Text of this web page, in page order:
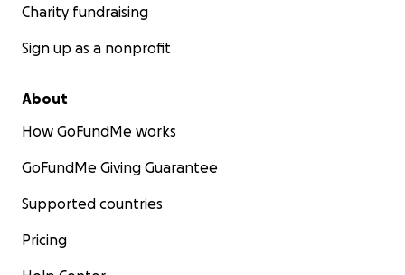
Charity fundraising
Sign up as a nonprofit
About
How GoFundMe works
GoFundMe Giving Guarantee
Supported countries
Pricing